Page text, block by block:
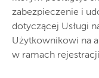
zabezpieczenie i
dotyczącej Usługi
Użytkownikowi na
w ramach